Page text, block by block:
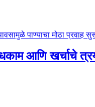
आणि खर्चाचे